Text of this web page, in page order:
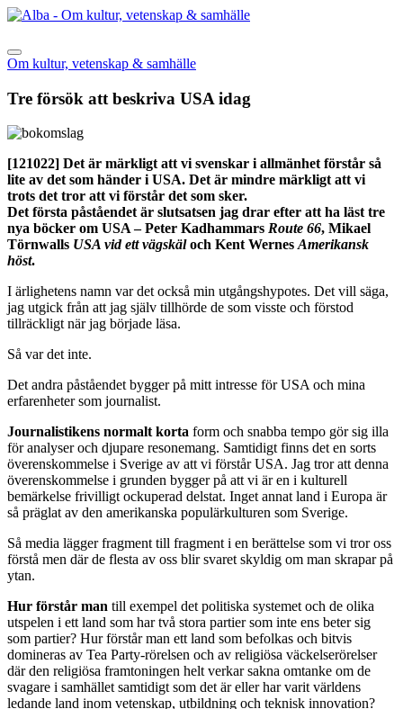
Om kultur, vetenskap & samhälle
Tre försök att beskriva USA idag
lite av det som händer i USA. Det är mindre märkligt att vi
trots det tror att vi förstår det som sker.
Det första påståendet är slutsatsen jag drar efter att ha läst tre
TörnwallsUSA vid ett vägskäl
I ärlighetens namn var det också min utgångshypotes. Det vill säga,
tillräckligt när jag började läsa.
Så var det inte.
Det andra påståendet bygger på mitt intresse för USA och mina
erfarenheter som journalist.
Journalistikens normalt kortaform och snabba tempo gör sig illa
för analyser och djupare resonemang. Samtidigt finns det en sorts
överenskommelse i Sverige av att vi förstår USA. Jag tror att denna
bemärkelse frivilligt ockuperad delstat. Inget annat land i Europa är
så präglat av den amerikanska populärkulturen som Sverige.
Så media lägger fragment till fragment i en berättelse som vi tror oss
förstå men där de flesta av oss blir svaret skyldig om man skrapar på
ytan.